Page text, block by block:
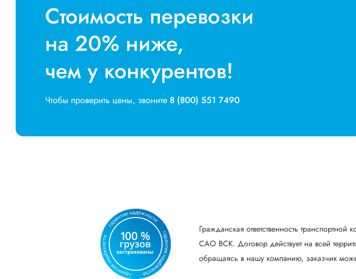
Стоимость перевозки
на 20% ниже,
чем у конкурентов!
Чтобы проверить цены, звоните 8 (800) 551 7490
Гражданская ответственность
САО ВСК. Договор действует на всей
обращаясь в нашу компанию, заказчик